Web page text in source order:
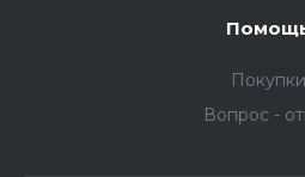
Покупки
Вопрос -